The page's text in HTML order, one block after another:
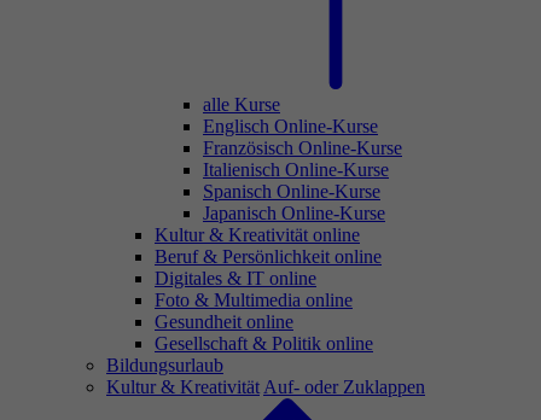
alle Kurse
Englisch Online-Kurse
Französisch Online-Kurse
Italienisch Online-Kurse
Spanisch Online-Kurse
Japanisch Online-Kurse
Kultur & Kreativität online
Beruf & Persönlichkeit online
Digitales & IT online
Foto & Multimedia online
Gesundheit online
Gesellschaft & Politik online
Bildungsurlaub
Kultur & Kreativität Auf- oder Zuklappen